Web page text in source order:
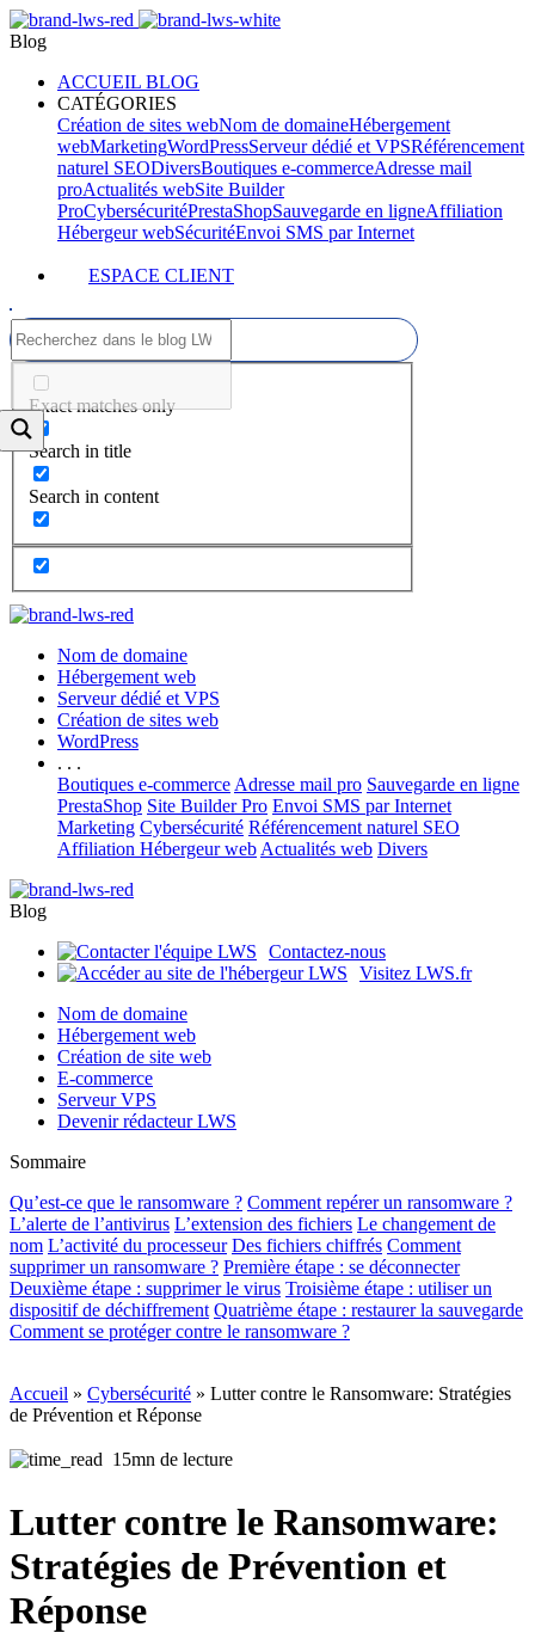
Blog
ACCUEIL BLOG
CATÉGORIES
Création de sites webNom de domaineHébergement
webMarketingWordPressServeur dédié et VPSRéférencement
naturel SEODiversBoutiques e-commerceAdresse mail
proActualités webSite Builder
ProCybersécuritéPrestaShopSauvegarde en ligneAffiliation
Hébergeur webSécuritéEnvoi SMS par Internet
ESPACE CLIENT
Exact matches only
Search in title
Search in content
Nom de domaine
Hébergement web
Serveur dédié et VPS
Création de sites web
WordPress
. . .
Boutiques e-commerce Adresse mail pro Sauvegarde en ligne
PrestaShop Site Builder Pro Envoi SMS par Internet
Marketing Cybersécurité Référencement naturel SEO
Affiliation Hébergeur web Actualités web Divers
Blog
Contactez-nous
Visitez LWS.fr
Nom de domaine
Hébergement web
Création de site web
E-commerce
Serveur VPS
Devenir rédacteur LWS
Sommaire
Qu’est-ce que le ransomware ? Comment repérer un ransomware ?
L’alerte de l’antivirus L’extension des fichiers Le changement de
nom L’activité du processeur Des fichiers chiffrés Comment
supprimer un ransomware ? Première étape : se déconnecter
Deuxième étape : supprimer le virus Troisième étape : utiliser un
dispositif de déchiffrement Quatrième étape : restaurer la sauvegarde
Comment se protéger contre le ransomware ?
Accueil » Cybersécurité » Lutter contre le Ransomware: Stratégies
de Prévention et Réponse
15mn de lecture
Lutter contre le Ransomware:
Stratégies de Prévention et
Réponse